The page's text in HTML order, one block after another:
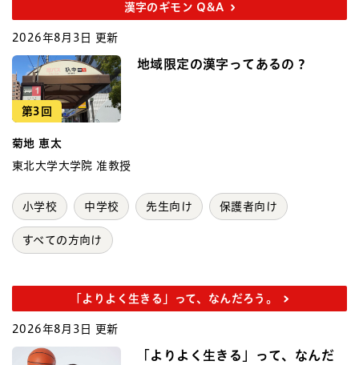
漢字のギモン Q&A
2026年8月3日 更新
第3回
地域限定の漢字ってあるの？
菊地 恵太
東北大学大学院 准教授
小学校 中学校 先生向け 保護者向け
すべての方向け
「よりよく生きる」って、なんだろう。
2026年8月3日 更新
「よりよく生きる」って、なんだ